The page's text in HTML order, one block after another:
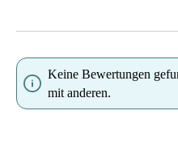
Keine Bewertungen
mit anderen.